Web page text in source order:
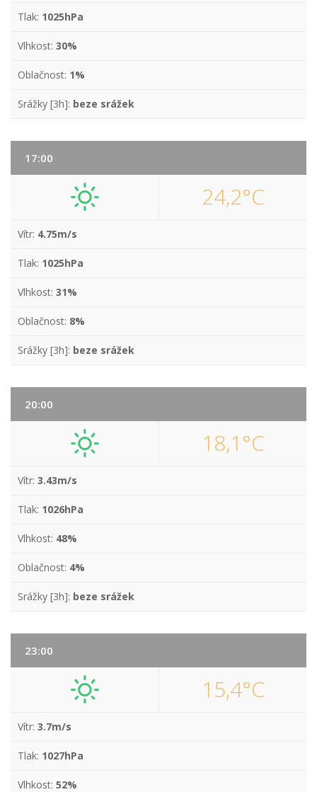
Tlak: 1025hPa
Vlhkost: 30%
Oblačnost: 1%
Srážky [3h]: beze srážek
17:00
24,2°C
Vítr: 4.75m/s
Tlak: 1025hPa
Vlhkost: 31%
Oblačnost: 8%
Srážky [3h]: beze srážek
20:00
18,1°C
Vítr: 3.43m/s
Tlak: 1026hPa
Vlhkost: 48%
Oblačnost: 4%
Srážky [3h]: beze srážek
23:00
15,4°C
Vítr: 3.7m/s
Tlak: 1027hPa
Vlhkost: 52%